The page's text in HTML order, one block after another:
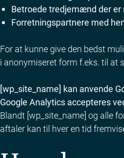
Betroede tredjemænd der er
Forretningspartnere med
For at kunne give den bedst
i anonymiseret form f.eks. til at
[wp_site_name] kan anvende
Google Analytics accepteres
Blandt [wp_site_name] og alle
aftaler kan til hver en tid